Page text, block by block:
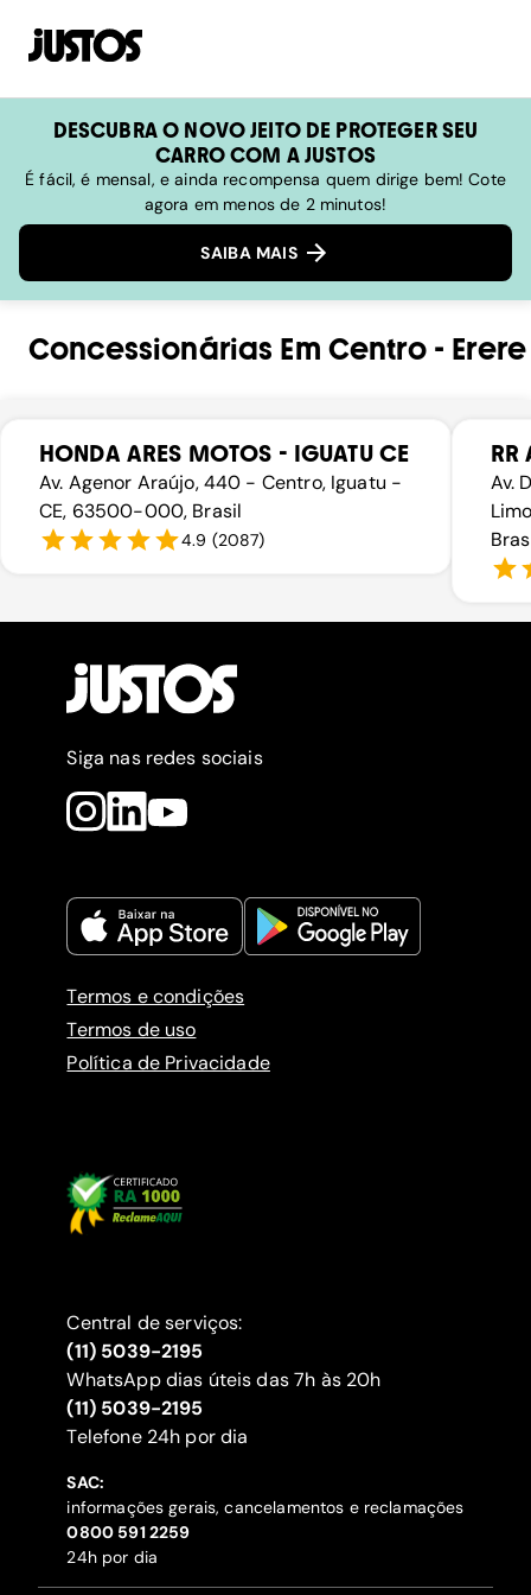
DESCUBRA O NOVO JEITO DE PROTEGER SEU
CARRO COM A JUSTOS
É fácil, é mensal, e ainda recompensa quem dirige bem! Cote
agora em menos de 2 minutos!
SAIBA MAIS
Concessionárias Em Centro- Erere
HONDA ARES MOTOS - IGUATU CE
Av. Agenor Araújo, 440 - Centro, Iguatu -
CE, 63500-000, Brasil
4.9 (2087)
RR
Av.
Siga nas redes sociais
Termos e condições
Termos de uso
Política de Privacidade
Central de serviços:
(11) 5039-2195
WhatsApp dias úteis das 7h às 20h
(11) 5039-2195
‍Telefone 24h por dia
SAC:
informações gerais, cancelamentos e reclamações
‍0800 591 2259
24h por dia